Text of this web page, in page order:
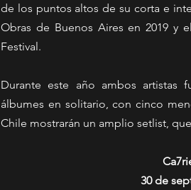
de los puntos altos de su corta e
Obras de Buenos Aires en 2019 y
Festival.
Durante este año ambos artistas
álbumes en solitario, con cinco
Chile mostrarán un amplio setlist,
30 de